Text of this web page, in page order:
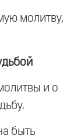
молитву,
и о
быть